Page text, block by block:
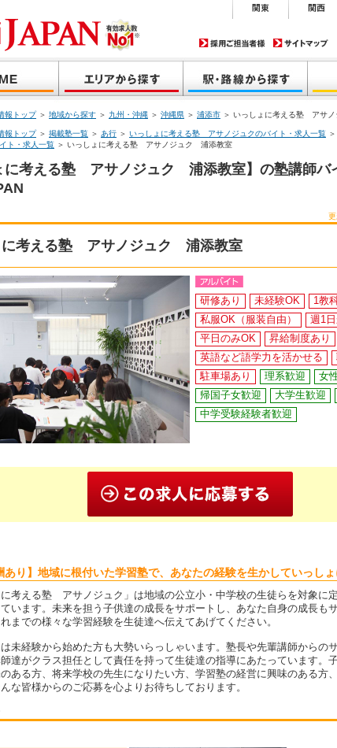
報トップ＞ 地域から探す ＞ 九州・沖縄 ＞ 沖縄県 ＞ 浦添市 ＞ いっしょに考える塾 アサ
報トップ＞ 掲載塾一覧 ＞ あ行 ＞ いっしょに考える塾 アサノジュクのバイト・求人一覧 ＞
ト・求人一覧 ＞ いっしょに考える塾 アサノジュク 浦添教室
に考える塾 アサノジュク 浦添教室】の塾講師バ
に考える塾 アサノジュク 浦添教室
研修あり 未経験OK
1教
私服OK（服装自由）
週1
平日のみOK
昇給制度あり
英語など語学力を活かせる
駐車場あり
理系歓迎
女
帰国子女歓迎
大学生歓迎
中学受験経験者歓迎
あり】地域に根付いた学習塾で、あなたの経験を生かしていっし
に考える塾 アサノジュク」は地域の公立小・中学校の生徒らを対象に
います。未来を担う子供達の成長をサポートし、あなた自身の成長も
までの様々な学習経験を生徒達へ伝えてあげてください。
未経験から始めた方も大勢いらっしゃいます。塾長や先輩講師からの
達がクラス担任として責任を持って生徒達の指導にあたっています。
ある方、将来学校の先生になりたい方、学習塾の経営に興味のある方
な皆様からのご応募を心よりお待ちしております。